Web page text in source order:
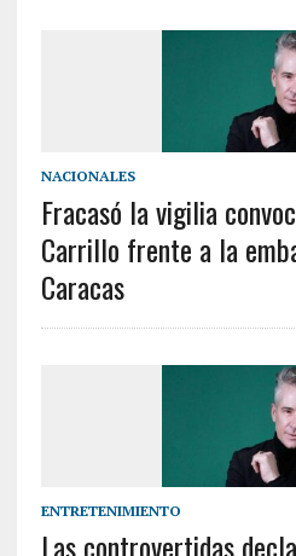
NACIONALES
Fracasó la vigilia
Carrillo frente a la
Caracas
ENTRETENIMIENTO
Las controvertidas